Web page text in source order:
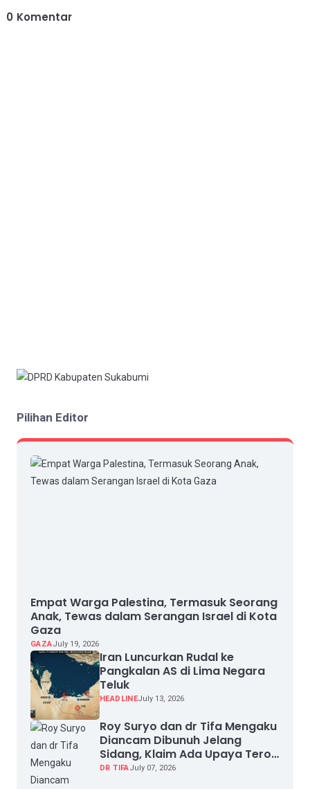
0 Komentar
Pilihan Editor
Empat Warga Palestina, Termasuk Seorang
Anak, Tewas dalam Serangan Israel di Kota
Gaza
GAZAJuly 19, 2026
Iran Luncurkan Rudal ke
Pangkalan AS di Lima Negara
Teluk
HEADLINEJuly 13, 2026
Roy Suryo dan dr Tifa Mengaku
Diancam Dibunuh Jelang
Sidang, Klaim Ada Upaya Teror
dan Intimidasi
DR TIFAJuly 07, 2026